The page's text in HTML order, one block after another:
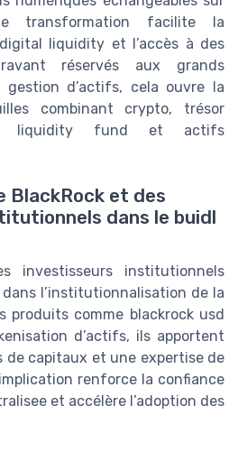
transformation facilite la
liquidity et l’accès à des
réservés aux grands
gestion d’actifs, cela ouvre la
combinant crypto, trésor
liquidity fund et actifs
BlackRock et des
dans le buidl
investisseurs institutionnels
l’institutionnalisation de la
produits comme blackrock usd
d’actifs, ils apportent
de capitaux et une expertise de
renforce la confiance
et accélère l’adoption des